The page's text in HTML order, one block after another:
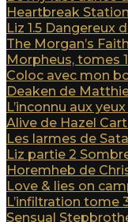
Heartbreak
Liz 1.5 Dangereux
The Morgan’s
Morpheus, tomes
Coloc avec mon
Deaken de
L’inconnu aux
Alive de Hazel
Les larmes de
Liz partie 2
Horemheb de
Love & lies on
L’infiltration tome
Sensual